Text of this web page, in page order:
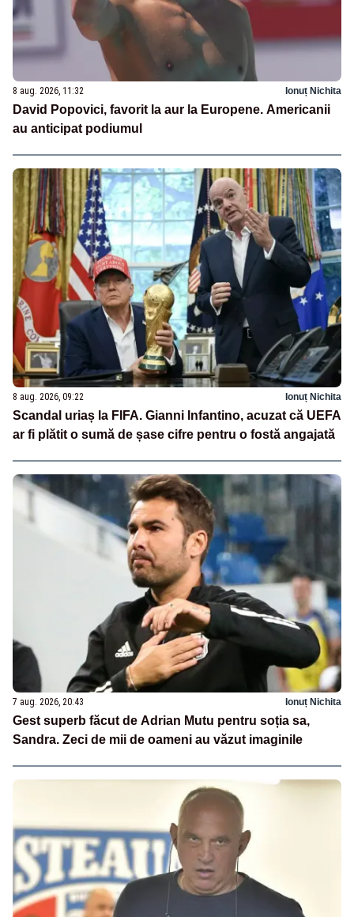
8 aug. 2026, 11:32 Ionuț Nichita
David Popovici, favorit la aur la Europene. Americanii
au anticipat podiumul
8 aug. 2026, 09:22 Ionuț Nichita
Scandal uriaș la FIFA. Gianni Infantino, acuzat că UEFA
ar fi plătit o sumă de șase cifre pentru o fostă angajată
7 aug. 2026, 20:43 Ionuț Nichita
Gest superb făcut de Adrian Mutu pentru soția sa,
Sandra. Zeci de mii de oameni au văzut imaginile